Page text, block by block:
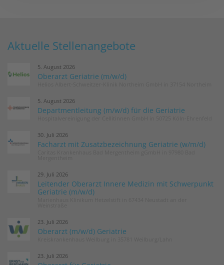
Aktuelle Stellenangebote
5. August 2026
Oberarzt Geriatrie (m/w/d)
5. August 2026
Departmentleitung (m/w/d) für die Geriatrie
30. Juli 2026
Facharzt mit Zusatzbezeichnung Geriatrie (w/m/d)
29. Juli 2026
Leitender Oberarzt Innere Medizin mit Schwerpunkt
Geriatrie (m/w/d)
23. Juli 2026
Oberarzt (m/w/d) Geriatrie
23. Juli 2026